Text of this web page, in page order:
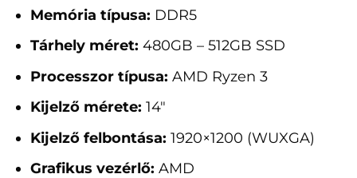
Memória típusa: DDR5
Tárhely méret: 480GB – 512GB SSD
Processzor típusa: AMD Ryzen 3
Kijelző mérete: 14"
Kijelző felbontása: 1920×1200 (WUXGA)
Grafikus vezérlő: AMD